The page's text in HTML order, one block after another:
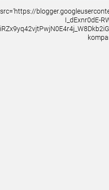
src='https://
I_dExnr0dE-